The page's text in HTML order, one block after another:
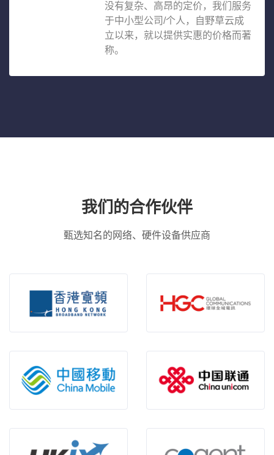
没有复杂、高昂的定价，我们服务
于中小型公司/个人，自野草云成
立以来，就以提供实惠的价格而著
称。
我们的合作伙伴
甄选知名的网络、硬件设备供应商